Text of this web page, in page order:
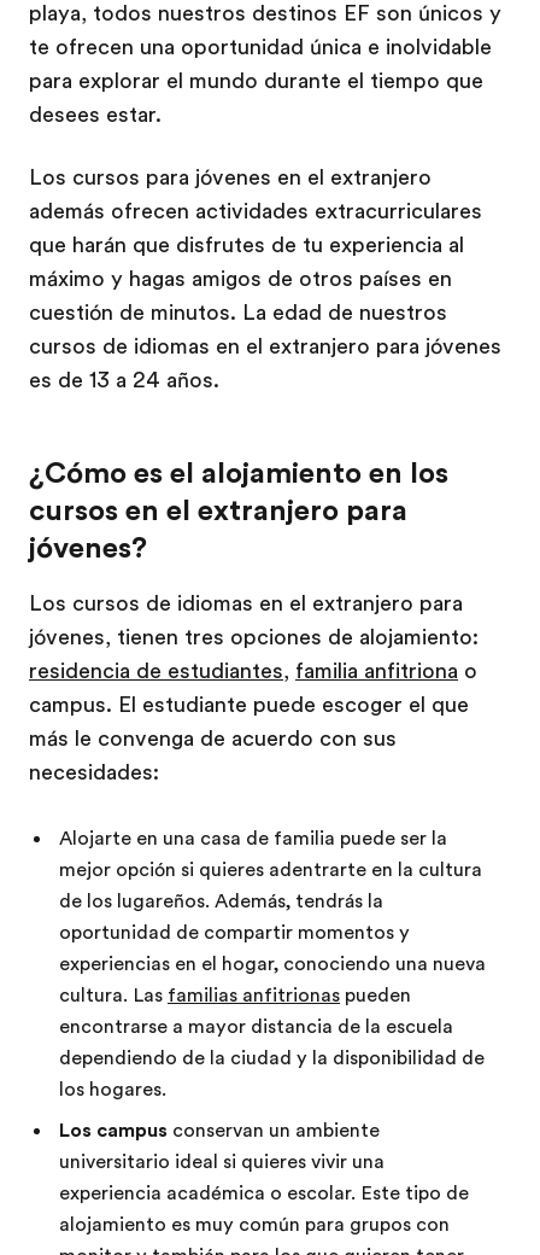
playa, todos nuestros destinos EF son únicos y
te ofrecen una oportunidad única e inolvidable
para explorar el mundo durante el tiempo que
desees estar.
Los cursos para jóvenes en el extranjero
además ofrecen actividades extracurriculares
que harán que disfrutes de tu experiencia al
máximo y hagas amigos de otros países en
cuestión de minutos. La edad de nuestros
cursos de idiomas en el extranjero para jóvenes
es de 13 a 24 años.
¿Cómo es el alojamiento en los
cursos en el extranjero para
jóvenes?
Los cursos de idiomas en el extranjero para
jóvenes, tienen tres opciones de alojamiento:
residencia de estudiantes, familia anfitriona o
campus. El estudiante puede escoger el que
más le convenga de acuerdo con sus
necesidades:
Alojarte en una casa de familia puede ser la
mejor opción si quieres adentrarte en la cultura
de los lugareños. Además, tendrás la
oportunidad de compartir momentos y
experiencias en el hogar, conociendo una nueva
cultura. Las familias anfitrionas pueden
encontrarse a mayor distancia de la escuela
dependiendo de la ciudad y la disponibilidad de
los hogares.
Los campus conservan un ambiente
universitario ideal si quieres vivir una
experiencia académica o escolar. Este tipo de
alojamiento es muy común para grupos con